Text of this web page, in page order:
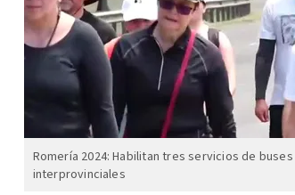
Romería 2024: Habilitan tres servicios de buses
interprovinciales